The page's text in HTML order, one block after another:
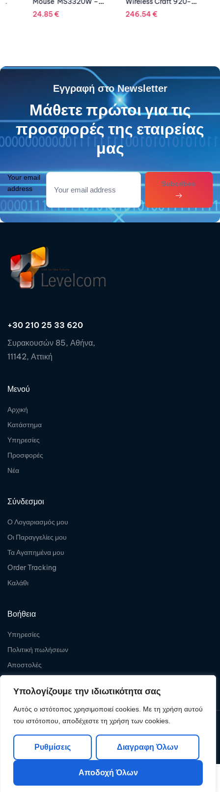
Υπολογίζουμε την ιδιωτικότητα σας
Αυτός ο ιστότοπος χρησιμοποιεί cookies. Με τη χρήση αυτού
του ιστότοπου, αποδέχεστε τη χρήση των cookies.
Ρυθμίσεις Διαγραφη Όλων
Αποδοχή Όλων
Titan Gray
€
008504
246.54€
Shop My Account Search Cart
Wishlist
Εγγραφή στο Newsletter
Μάθετε πρώτοι για τις
προσφορές της εταιρείας
μας
Your email
address
Subcribes
+30 210 25 33 620
Συρακουσών 85, Αθήνα,
11142, Αττική
Μενού
Αρχική
Κατάστημα
Υπηρεσίες
Προσφορές
Νέα
Σύνδεσμοι
Ο Λογαριασμός μου
Οι Παραγγελίες μου
Τα Αγαπημένα μου
Order Tracking
Καλάθι
Βοήθεια
Υπηρεσίες
Πολιτική πωλήσεων
Αποστολές
Copyright © 2026Levelcom| Powered by Levelcom